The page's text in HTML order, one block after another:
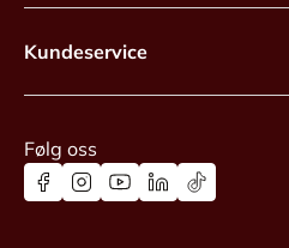
Kundeservice
Følg oss